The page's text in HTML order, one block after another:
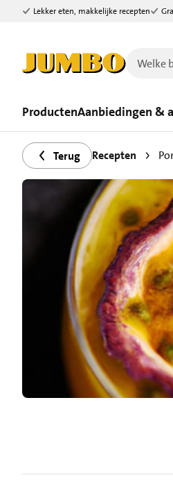
Ga naar zoeken
Ga naar hoofdinhoud
Lekker eten, makkelijke recepten
ProductenAanbiedingen &
Terug Recepten